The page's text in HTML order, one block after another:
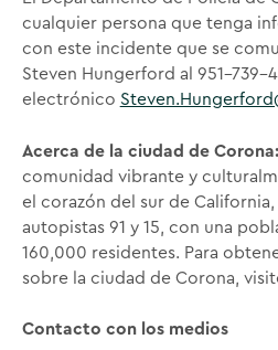
cualquier persona que tenga
con este incidente que se
Steven Hungerford al 951-739-
electrónico
Acerca de la ciudad de Corona:
comunidad vibrante y
el corazón del sur de
autopistas 91 y 15, con una
160,000 residentes. Para
sobre la ciudad de Corona,
Contacto con los medios